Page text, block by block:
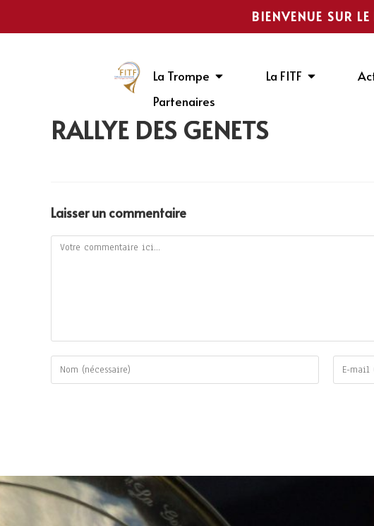
BIENVENUE SUR
La Trompe La FITF
Partenaires
RALLYE DES GENÊTS
Laisser un commentaire